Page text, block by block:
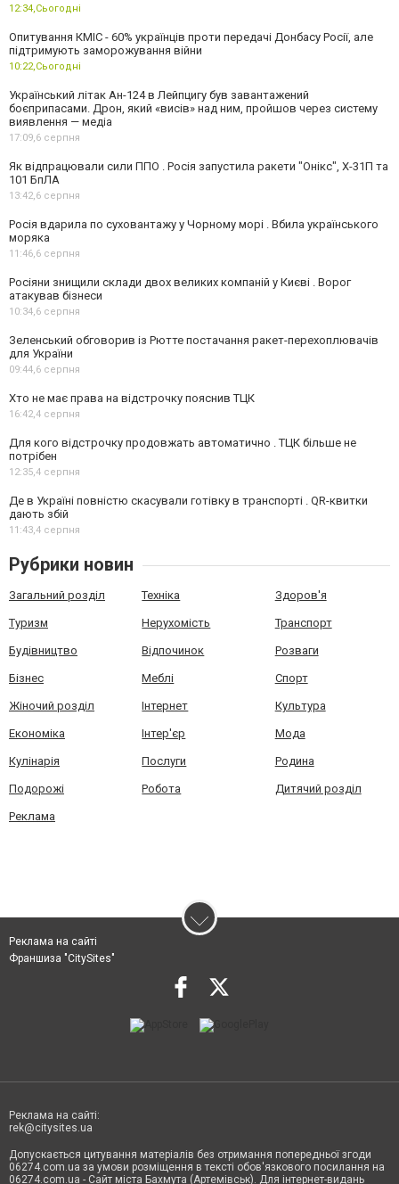
12:34,Сьогодні
Опитування КМІС - 60% українців проти передачі Донбасу Росії, але
підтримують заморожування війни
10:22,Сьогодні
Український літак Ан-124 в Лейпцигу був завантажений
боєприпасами. Дрон, який «висів» над ним, пройшов через систему
виявлення — медіа
17:09,6 серпня
Як відпрацювали сили ППО . Росія запустила ракети "Онікс", Х-31П та
101 БпЛА
13:42,6 серпня
Росія вдарила по суховантажу у Чорному морі . Вбила українського
моряка
11:46,6 серпня
Росіяни знищили склади двох великих компаній у Києві . Ворог
атакував бізнеси
10:34,6 серпня
Зеленський обговорив із Рютте постачання ракет-перехоплювачів
для України
09:44,6 серпня
Хто не має права на відстрочку пояснив ТЦК
16:42,4 серпня
Для кого відстрочку продовжать автоматично . ТЦК більше не
потрібен
12:35,4 серпня
Де в Україні повністю скасували готівку в транспорті . QR-квитки
дають збій
11:43,4 серпня
Рубрики новин
Загальний розділ Техніка Здоров'я
Туризм Нерухомість Транспорт
Будівництво Відпочинок Розваги
Бізнес Меблі Спорт
Жіночий розділ Інтернет Культура
Економіка Інтер'єр Мода
Кулінарія Послуги Родина
Подорожі Робота Дитячий розділ
Реклама
Реклама на сайті
Франшиза "CitySites"
Реклама на сайті:
rek@citysites.ua
Допускається цитування матеріалів без отримання попередньої згоди
06274.com.ua за умови розміщення в тексті обов'язкового посилання на
06274.com.ua - Сайт міста Бахмута (Артемівськ). Для інтернет-видань